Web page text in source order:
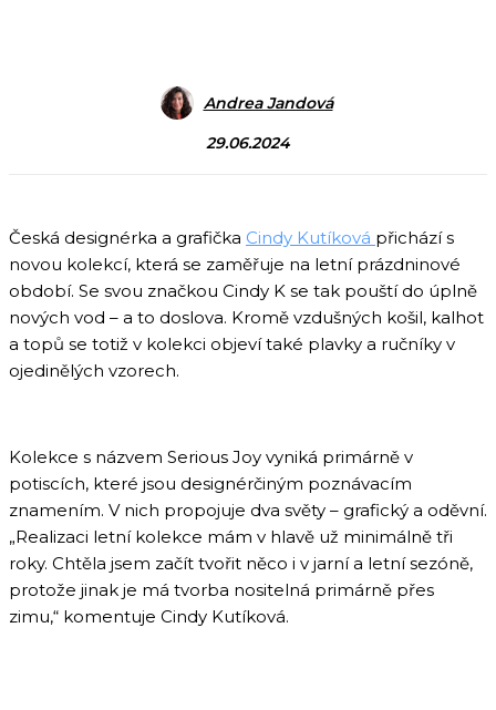
Andrea Jandová
29.06.2024
Česká designérka a grafička Cindy Kutíková přichází s
novou kolekcí, která se zaměřuje na letní prázdninové
období. Se svou značkou Cindy K se tak pouští do úplně
nových vod – a to doslova. Kromě vzdušných košil, kalhot
a topů se totiž v kolekci objeví také plavky a ručníky v
ojedinělých vzorech.
Kolekce s názvem Serious Joy vyniká primárně v
potiscích, které jsou designérčiným poznávacím
znamením. V nich propojuje dva světy – grafický a oděvní.
„Realizaci letní kolekce mám v hlavě už minimálně tři
roky. Chtěla jsem začít tvořit něco i v jarní a letní sezóně,
protože jinak je má tvorba nositelná primárně přes
zimu,“ komentuje Cindy Kutíková.